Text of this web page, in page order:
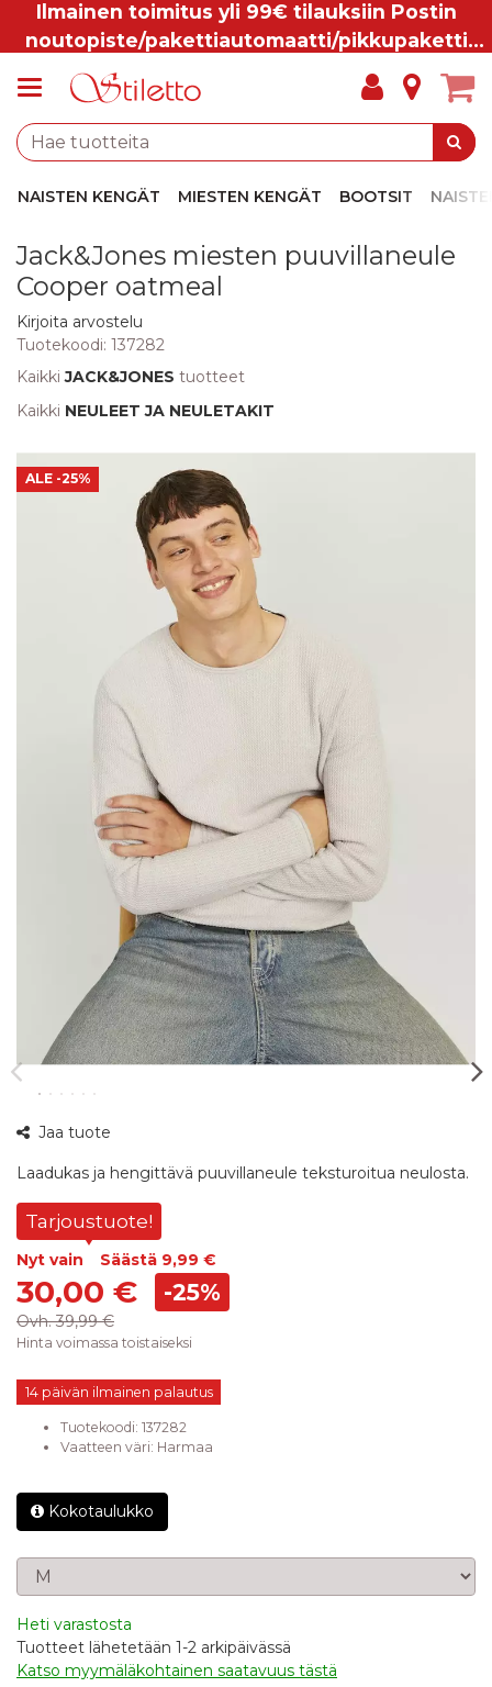
Ilmainen toimitus yli 99€ tilauksiin Postin
noutopiste/pakettiautomaatti/pikkupaketti
NAISTEN KENGÄT MIESTEN KENGÄT BOOTSIT
Jack&Jones miesten puuvillaneule
Cooper oatmeal
Kirjoita arvostelu
Tuotekoodi: 137282
KaikkiJACK&JONES tuotteet
Kaikki NEULEET JA NEULETAKIT
ALE -25%
Jaa tuote
Laadukas ja hengittävä puuvillaneule teksturoitua neulosta.
Tarjoustuote!
Nyt vain Säästä 9,99 €
30,00 €
Ovh. 39,99 €
-25%
Hinta voimassa toistaiseksi
14 päivän ilmainen palautus
Tuotekoodi: 137282
Vaatteen väri: Harmaa
Kokotaulukko
Valitse koko
Heti varastosta
Tuotteet lähetetään 1-2 arkipäivässä
Katso myymäläkohtainen saatavuus tästä